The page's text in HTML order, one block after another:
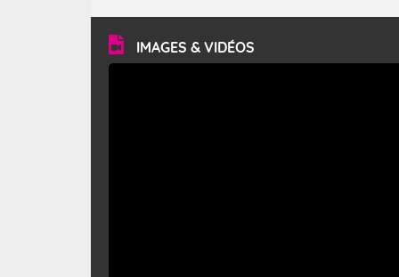
vitesse moyenne de 50 km/h et atteindre 80 à 100 km/h
en rafales, parfois davantage. Il parcourt la basse vallée
du Rhône et la Provence et envahit le littoral
méditerranéen à partir de la Camargue.
IMAGES & VIDÉOS